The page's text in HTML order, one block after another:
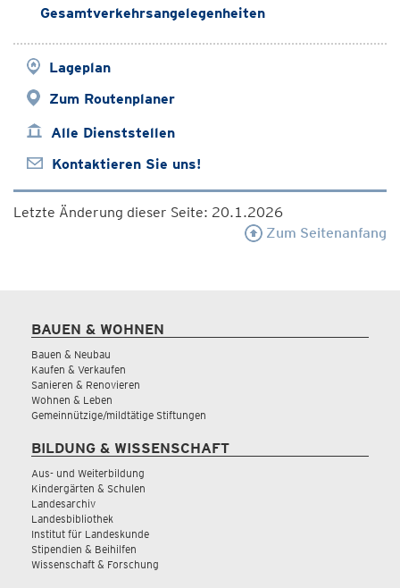
Gesamtverkehrsangelegenheiten
Lageplan
Zum Routenplaner
Alle Dienststellen
Kontaktieren Sie uns!
Letzte Änderung dieser Seite: 20.1.2026
Zum Seitenanfang
BAUEN & WOHNEN
Bauen & Neubau
Kaufen & Verkaufen
Sanieren & Renovieren
Wohnen & Leben
Gemeinnützige/mildtätige Stiftungen
BILDUNG & WISSENSCHAFT
Aus- und Weiterbildung
Kindergärten & Schulen
Landesarchiv
Landesbibliothek
Institut für Landeskunde
Stipendien & Beihilfen
Wissenschaft & Forschung